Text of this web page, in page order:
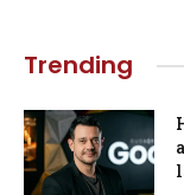
Trending